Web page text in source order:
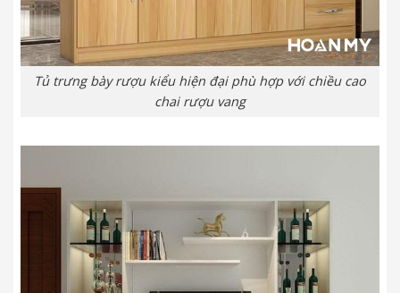
Tủ trưng bày rượu kiểu hiện đại phù hợp với chiều cao
chai rượu vang